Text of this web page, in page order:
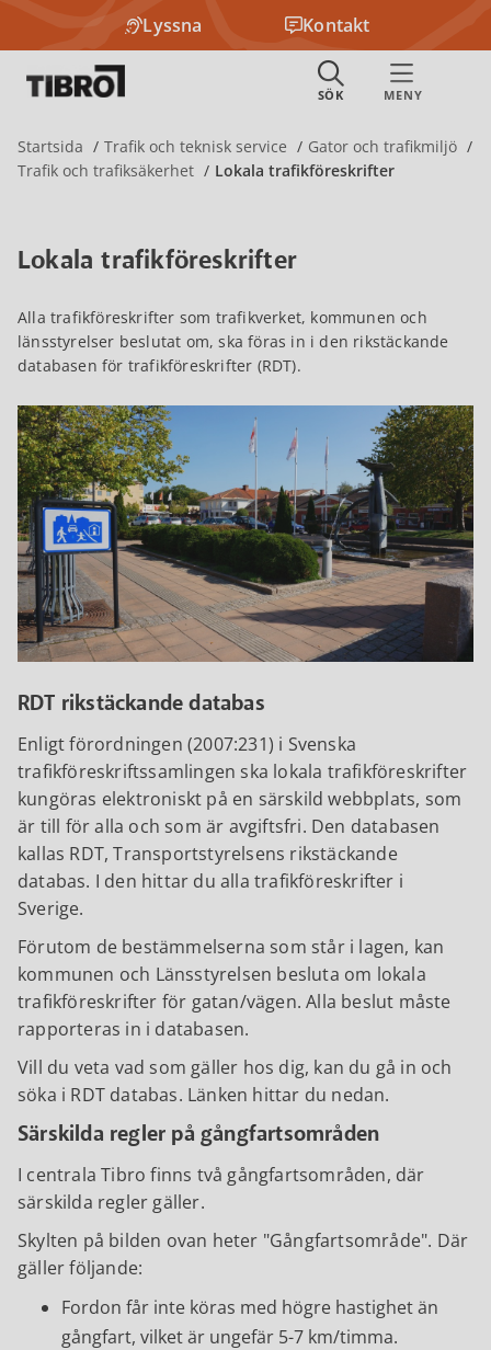
Lyssna Kontakt
Startsida Trafik och teknisk service
Gator och trafikmiljö
Trafik och trafiksäkerhet
Lokala trafikföreskrifter
Lokala trafikföreskrifter
Alla trafikföreskrifter som trafikverket, kommunen och
länsstyrelser beslutat om, ska föras in i den rikstäckande
databasen för trafikföreskrifter (RDT).
RDT rikstäckande databas
Enligt förordningen (2007:231) i Svenska
trafikföreskriftssamlingen ska lokala trafikföreskrifter
kungöras elektroniskt på en särskild webbplats, som
är till för alla och som är avgiftsfri. Den databasen
kallas RDT, Transportstyrelsens rikstäckande
databas. I den hittar du alla trafikföreskrifter i
Sverige.
Förutom de bestämmelserna som står i lagen, kan
kommunen och Länsstyrelsen besluta om lokala
trafikföreskrifter för gatan/vägen. Alla beslut måste
rapporteras in i databasen.
Vill du veta vad som gäller hos dig, kan du gå in och
söka i RDT databas. Länken hittar du nedan.
Särskilda regler på gångfartsområden
I centrala Tibro finns två gångfartsområden, där
särskilda regler gäller.
Skylten på bilden ovan heter "Gångfartsområde". Där
gäller följande:
Fordon får inte köras med högre hastighet än
gångfart, vilket är ungefär 5-7 km/timma.